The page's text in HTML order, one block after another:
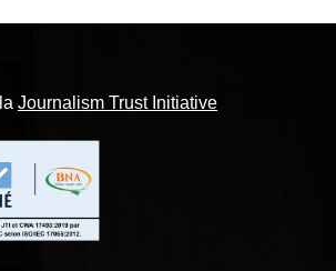
Journalism Trust Initiative